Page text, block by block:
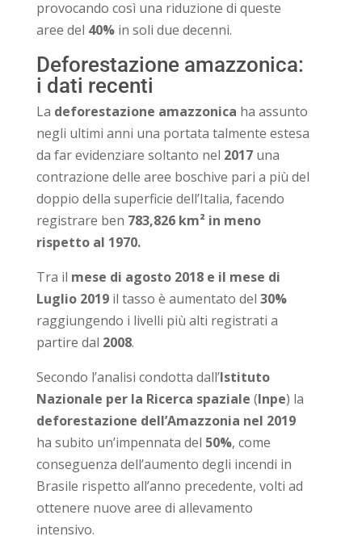
provocando così una riduzione di queste
aree del 40%in soli due decenni.
Deforestazione amazzonica:
i dati recenti
La deforestazione amazzonica ha assunto
negli ultimi anni una portata talmente estesa
da far evidenziare soltanto nel 2017una
contrazione delle aree boschive pari a più del
doppio della superficie dell’Italia, facendo
registrare ben 783,826 km² in meno
rispetto al 1970.
Tra il mese di agosto 2018 e il mese di
Luglio 2019il tasso è aumentato del 30%
raggiungendo i livelli più alti registrati a
partire dal 2008.
Secondo l’analisi condotta dall’Istituto
Nazionale per la Ricerca spaziale (Inpe) la
deforestazione dell’Amazzonia nel 2019
ha subito un’impennata del 50%, come
conseguenza dell’aumento degli incendi in
Brasile rispetto all’anno precedente, volti ad
ottenere nuove aree di allevamento
intensivo.